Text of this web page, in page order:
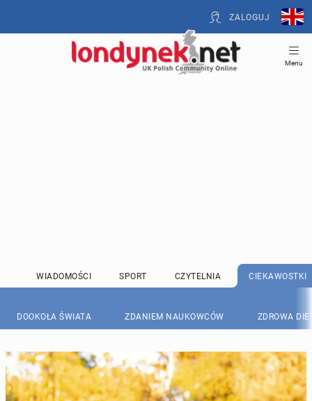
ZALOGUJ
Menu
WIADOMOŚCI SPORT CZYTELNIA CIEKAWOSTKI
DOOKOŁA ŚWIATA ZDANIEM NAUKOWCÓW ZDROWA